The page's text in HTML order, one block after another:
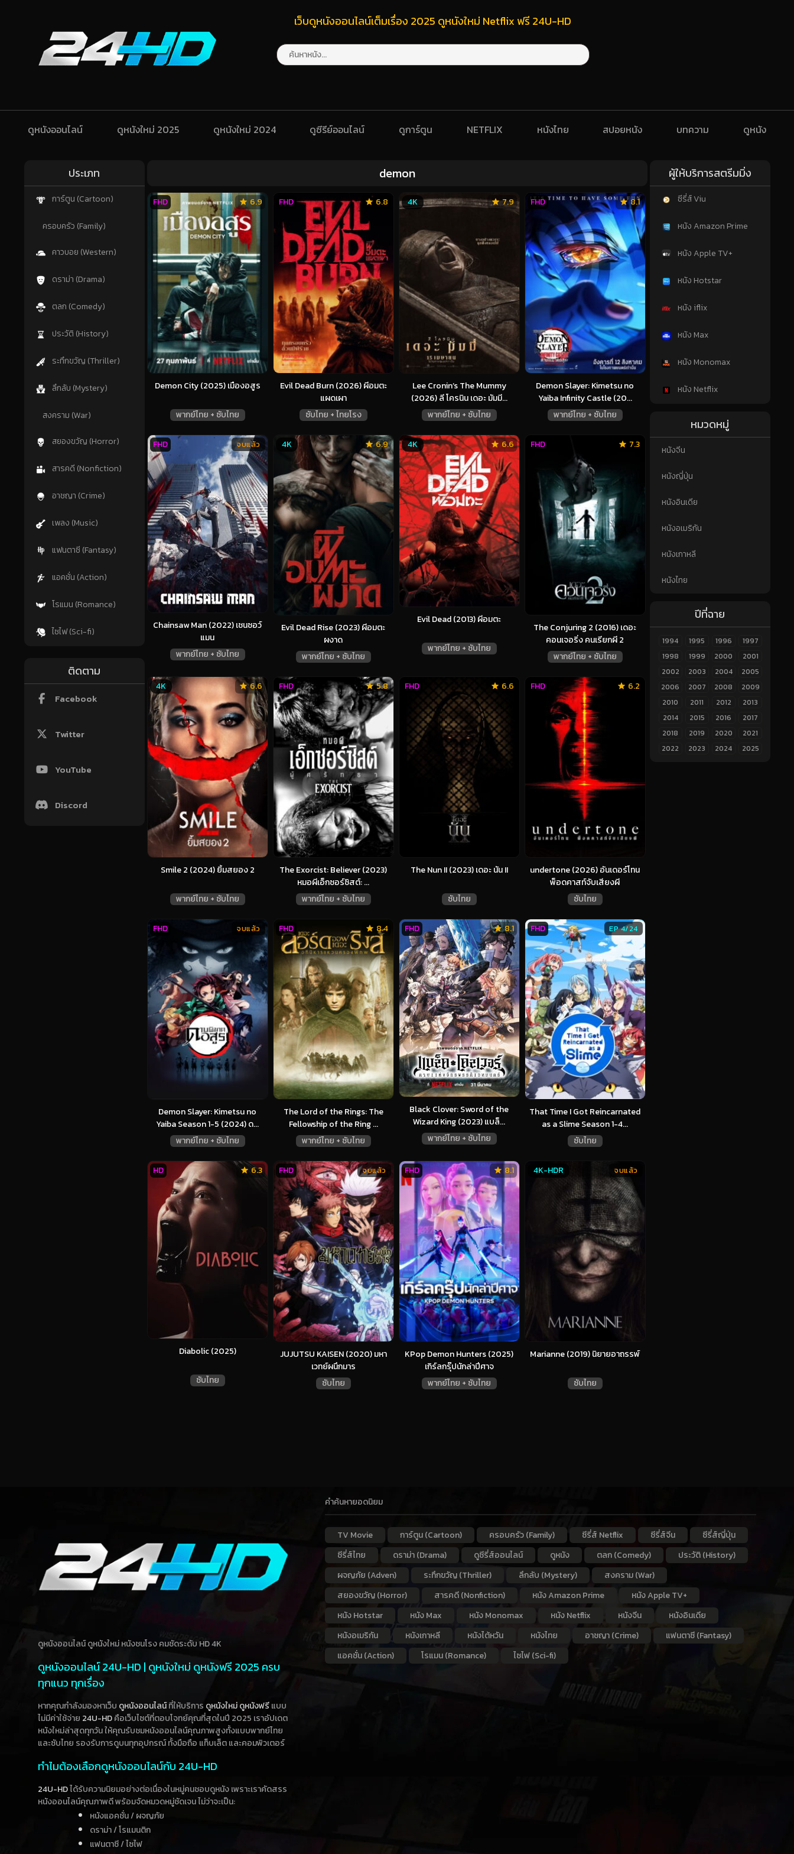
เว็บดูหนังออนไลน์เต็มเรื่อง 2025 ดูหนังใหม่ Netflix ฟรี 24U-HD
ดูหนังออนไลน์ ดูหนังใหม่ 2025 ดูหนังใหม่ 2024 ดูซีรีย์ออนไลน์ ดูการ์ตูน NETFLIX หนังไทย สปอยหนัง บทความ ดูหนัง
ประเภท
การ์ตูน (Cartoon)
ครอบครัว (Family)
คาวบอย (Western)
ดราม่า (Drama)
ตลก (Comedy)
ประวัติ (History)
ระทึกขวัญ (Thriller)
ลึกลับ (Mystery)
สงคราม (War)
สยองขวัญ (Horror)
สารคดี (Nonfiction)
อาชญา (Crime)
เพลง (Music)
แฟนตาซี (Fantasy)
แอคชั่น (Action)
โรแมน (Romance)
ไซไฟ (Sci-fi)
ติดตาม
Facebook
Twitter
YouTube
Discord
demon
Demon City (2025) เมืองอสูร
พากย์ไทย + ซับไทย
6.9
FHD
Evil Dead Burn (2026) ผีอมตะ
แผดเผา
ซับไทย + ไทยโรง
6.8
FHD
Lee Cronin’s The Mummy
(2026) ลี โครนิน เดอะ มัมมี...
พากย์ไทย + ซับไทย
7.9
4K
Demon Slayer: Kimetsu no
Yaiba Infinity Castle (20...
พากย์ไทย + ซับไทย
8.1
FHD
Chainsaw Man (2022) เชนซอว์
แมน
พากย์ไทย + ซับไทย
จบแล้ว
FHD
Evil Dead Rise (2023) ผีอมตะ
ผงาด
พากย์ไทย + ซับไทย
6.9
4K
Evil Dead (2013) ผีอมตะ
พากย์ไทย + ซับไทย
6.6
4K
The Conjuring 2 (2016) เดอะ
คอนเจอริ่ง คนเรียกผี 2
พากย์ไทย + ซับไทย
7.3
FHD
Smile 2 (2024) ยิ้มสยอง 2
พากย์ไทย + ซับไทย
6.6
4K
The Exorcist: Believer (2023)
หมอผีเอ็กซอร์ซิสต์: ...
พากย์ไทย + ซับไทย
5.8
FHD
The Nun II (2023) เดอะ นัน II
ซับไทย
6.6
FHD
undertone (2026) อันเดอร์โทน
พ็อดคาสท์จับเสียงผี
ซับไทย
6.2
FHD
Demon Slayer: Kimetsu no
Yaiba Season 1-5 (2024) ด...
พากย์ไทย + ซับไทย
จบแล้ว
FHD
The Lord of the Rings: The
Fellowship of the Ring ...
พากย์ไทย + ซับไทย
8.4
FHD
Black Clover: Sword of the
Wizard King (2023) แบล็...
พากย์ไทย + ซับไทย
8.1
FHD
That Time I Got Reincarnated
as a Slime Season 1-4...
ซับไทย
EP 4/24
FHD
Diabolic (2025)
ซับไทย
6.3
HD
JUJUTSU KAISEN (2020) มหา
เวทย์ผนึกมาร
ซับไทย
จบแล้ว
FHD
KPop Demon Hunters (2025)
เกิร์ลกรุ๊ปนักล่าปีศาจ
พากย์ไทย + ซับไทย
8.1
FHD
Marianne (2019) นิยายอาถรรพ์
ซับไทย
จบแล้ว
4K-HDR
ผู้ให้บริการสตรีมมิ่ง
ซีรี่ส์ Viu
หนัง Amazon Prime
หนัง Apple TV+
หนัง Hotstar
หนัง iflix
หนัง Max
หนัง Monomax
หนัง Netflix
หมวดหมู่
หนังจีน
หนังญี่ปุ่น
หนังอินเดีย
หนังอเมริกัน
หนังเกาหลี
หนังไทย
ปีที่ฉาย
1994 1995 1996
1997
1998
1999 2000
2001
2002
2003 2004
2005
2006
2007 2008
2009
2010
2011 2012
2013
2014
2015 2016
2017
2018
2019 2020
2021
2022
2023 2024 2025
ดูหนังออนไลน์ ดูหนังใหม่ หนังชนโรง คมชัดระดับ HD 4K
ดูหนังออนไลน์ 24U-HD | ดูหนังใหม่ ดูหนังฟรี 2025 ครบ
ทุกแนว ทุกเรื่อง
หากคุณกำลังมองหาเว็บ ดูหนังออนไลน์ที่ให้บริการ ดูหนังใหม่ดูหนังฟรีแบบ
ไม่มีค่าใช้จ่าย 24U-HDคือเว็บไซต์ที่ตอบโจทย์คุณที่สุดในปี 2025 เราอัปเดต
หนังใหม่ล่าสุดทุกวัน ให้คุณรับชมหนังออนไลน์คุณภาพสูงทั้งแบบพากย์ไทย
และซับไทย รองรับการดูบนทุกอุปกรณ์ ทั้งมือถือ แท็บเล็ต และคอมพิวเตอร์
ทำไมต้องเลือกดูหนังออนไลน์กับ 24U-HD
24U-HDได้รับความนิยมอย่างต่อเนื่องในหมู่คนชอบดูหนัง เพราะเราคัดสรร
หนังออนไลน์คุณภาพดี พร้อมจัดหมวดหมู่ชัดเจน ไม่ว่าจะเป็น:
หนังแอคชั่น / ผจญภัย
ดราม่า / โรแมนติก
แฟนตาซี / ไซไฟ
คำค้นหายอดนิยม
TV Movie การ์ตูน (Cartoon) ครอบครัว (Family) ซีรี่ส์ Netflix ซีรี่ส์จีน
ซีรี่ส์ญี่ปุ่น
ซีรี่ส์ไทย
ดราม่า (Drama) ดูซีรี่ส์ออนไลน์ ดูหนัง ตลก (Comedy)
ประวัติ (History)
ผจญภัย (Adven)
ระทึกขวัญ (Thriller) ลึกลับ (Mystery)
สงคราม (War)
สยองขวัญ (Horror)
สารคดี (Nonfiction) หนัง Amazon Prime
หนัง Apple TV+
หนัง Hotstar
หนัง Max หนัง Monomax หนัง Netflix หนังจีน
หนังอินเดีย
หนังอเมริกัน
หนังเกาหลี หนังไต้หวัน หนังไทย อาชญา (Crime)
แฟนตาซี (Fantasy)
แอคชั่น (Action)
โรแมน (Romance) ไซไฟ (Sci-fi)